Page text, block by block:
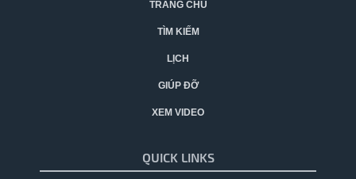
TRANG CHỦ
TÌM KIẾM
LỊCH
GIÚP ĐỠ
XEM VIDEO
QUICK LINKS